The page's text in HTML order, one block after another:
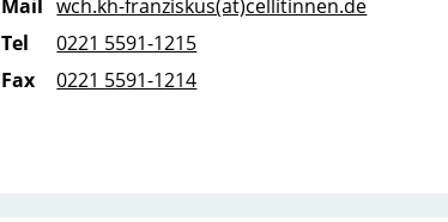
Mail wch.kh-franziskus(at)cellitinnen.de
Tel
0221 5591-1215
Fax
0221 5591-1214